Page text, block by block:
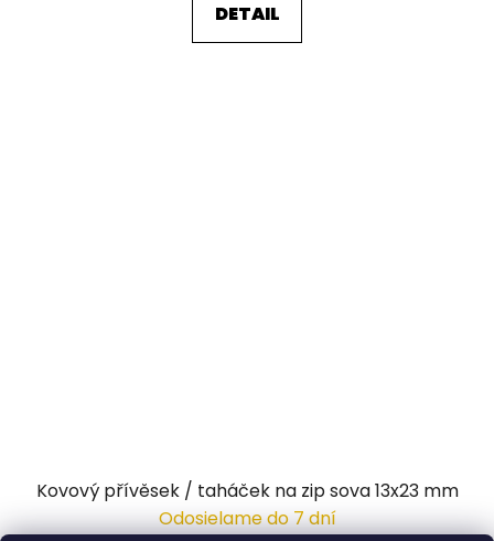
DETAIL
Kovový přívěsek / taháček na zip sova 13x23 mm
Odosielame do 7 dní